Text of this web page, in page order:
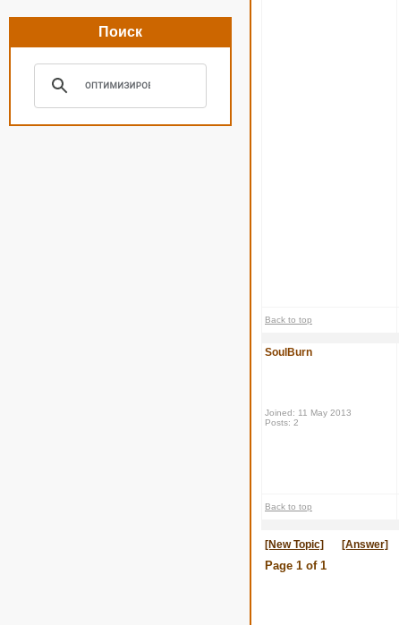
Поиск
Back to top
SoulBurn
Joined: 11 May 2013
Posts: 2
Back to top
[New Topic] [Answer]
Page 1 of 1